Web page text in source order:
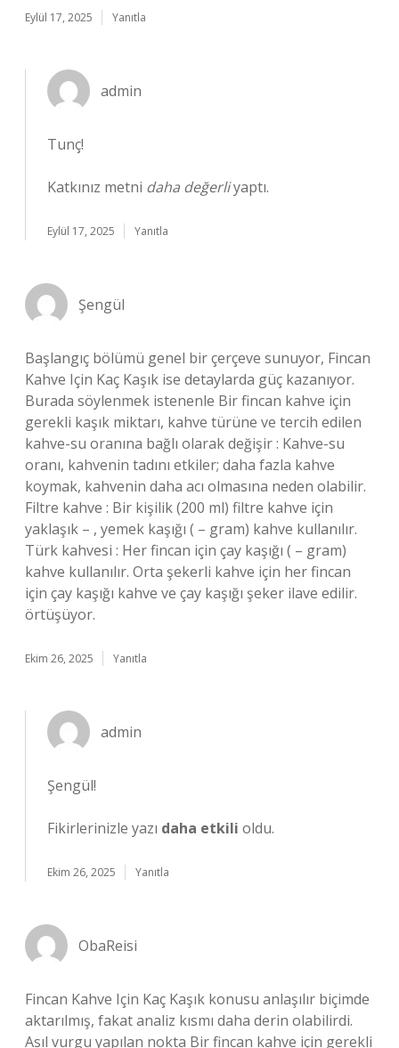
Eylül 17, 2025 Yanıtla
admin
Tunç!
Katkınız metni daha değerliyaptı.
Eylül 17, 2025 Yanıtla
Şengül
Başlangıç bölümü genel bir çerçeve sunuyor, Fincan
Kahve Için Kaç Kaşık ise detaylarda güç kazanıyor.
Burada söylenmek istenenle Bir fincan kahve için
gerekli kaşık miktarı, kahve türüne ve tercih edilen
kahve-su oranına bağlı olarak değişir : Kahve-su
oranı, kahvenin tadını etkiler; daha fazla kahve
koymak, kahvenin daha acı olmasına neden olabilir.
Filtre kahve : Bir kişilik (200 ml) filtre kahve için
yaklaşık – , yemek kaşığı ( – gram) kahve kullanılır.
Türk kahvesi : Her fincan için çay kaşığı ( – gram)
kahve kullanılır. Orta şekerli kahve için her fincan
için çay kaşığı kahve ve çay kaşığı şeker ilave edilir.
örtüşüyor.
Ekim 26, 2025 Yanıtla
admin
Şengül!
Fikirlerinizle yazı daha etkili oldu.
Ekim 26, 2025 Yanıtla
ObaReisi
Fincan Kahve Için Kaç Kaşık konusu anlaşılır biçimde
aktarılmış, fakat analiz kısmı daha derin olabilirdi.
Asıl vurgu yapılan nokta Bir fincan kahve için gerekli